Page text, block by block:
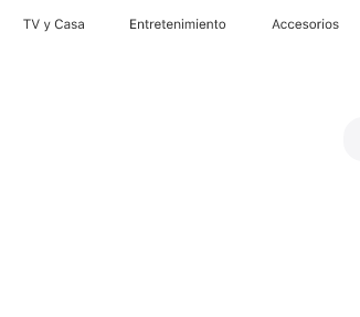
TV & Casa Entretenimiento Accesorios